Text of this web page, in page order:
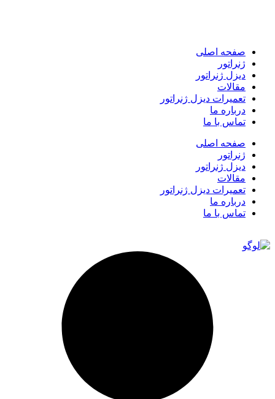
صفحه اصلی
ژنراتور
دیزل ژنراتور
مقالات
تعمیرات دیزل ژنراتور
درباره ما
تماس با ما
صفحه اصلی
ژنراتور
دیزل ژنراتور
مقالات
تعمیرات دیزل ژنراتور
درباره ما
تماس با ما